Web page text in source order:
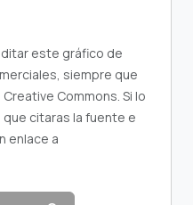
este gráfico de
siempre que
Commons. Si lo
citaras la fuente e
enlace a